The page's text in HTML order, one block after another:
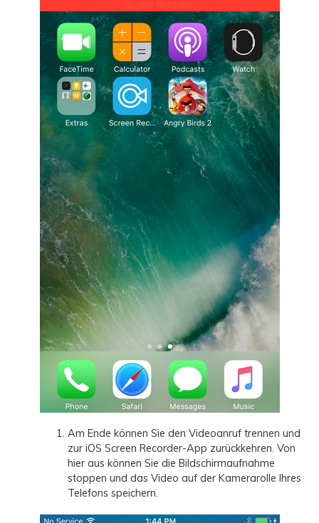
Am Ende können Sie den Videoanruf trennen und
zur iOS Screen Recorder-App zurückkehren. Von
hier aus können Sie die Bildschirmaufnahme
stoppen und das Video auf der Kamerarolle Ihres
Telefons speichern.